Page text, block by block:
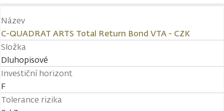
Název
C-QUADRAT ARTS Total Return Bond VTA - CZK
Složka
Dluhopisové
Investiční horizont
F
Tolerance rizika